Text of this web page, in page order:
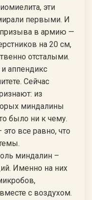
эти
первыми. И
призыва в армию —
на 20 см,
отсталыми.
аппендикс
Сейчас
из
миндалины
было ни к чему.
все равно, что
миндалин –
Именно на них
с воздухом.